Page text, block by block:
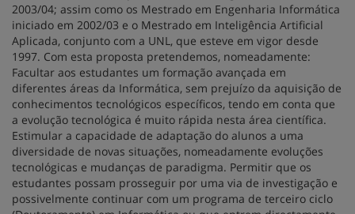
2003/04; assim como os Mestrado em Engenharia Informática
iniciado em 2002/03 e o Mestrado em Inteligência Artificial
Aplicada, conjunto com a UNL, que esteve em vigor desde
1997. Com esta proposta pretendemos, nomeadamente:
Facultar aos estudantes um formação avançada em
diferentes áreas da Informática, sem prejuízo da aquisição de
conhecimentos tecnológicos específicos, tendo em conta que
a evolução tecnológica é muito rápida nesta área científica.
Estimular a capacidade de adaptação do alunos a uma
diversidade de novas situações, nomeadamente evoluções
tecnológicas e mudanças de paradigma. Permitir que os
estudantes possam prosseguir por uma via de investigação e
possivelmente continuar com um programa de terceiro ciclo